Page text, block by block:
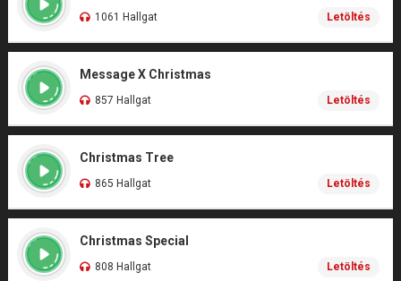
1061 Hallgat Letöltés
Message X Christmas
857 Hallgat Letöltés
Christmas Tree
865 Hallgat Letöltés
Christmas Special
808 Hallgat Letöltés